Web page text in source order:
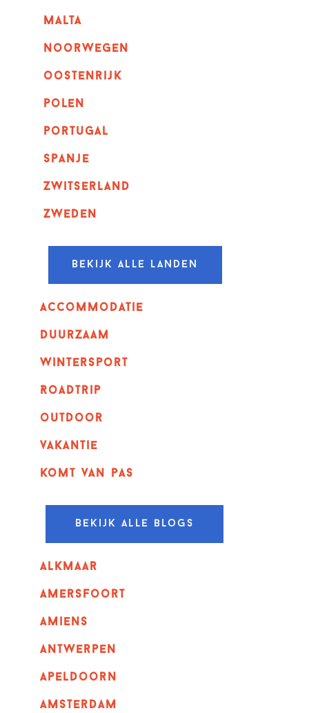
malta
noorwegen
oostenrijk
polen
portugal
spanje
zwitserland
zweden
Bekijk alle landen
Accommodatie
Duurzaam
wintersport
Roadtrip
outdoor
vakantie
komt van pas
Bekijk alle blogs
alkmaar
amersfoort
amiens
Antwerpen
apeldoorn
Amsterdam